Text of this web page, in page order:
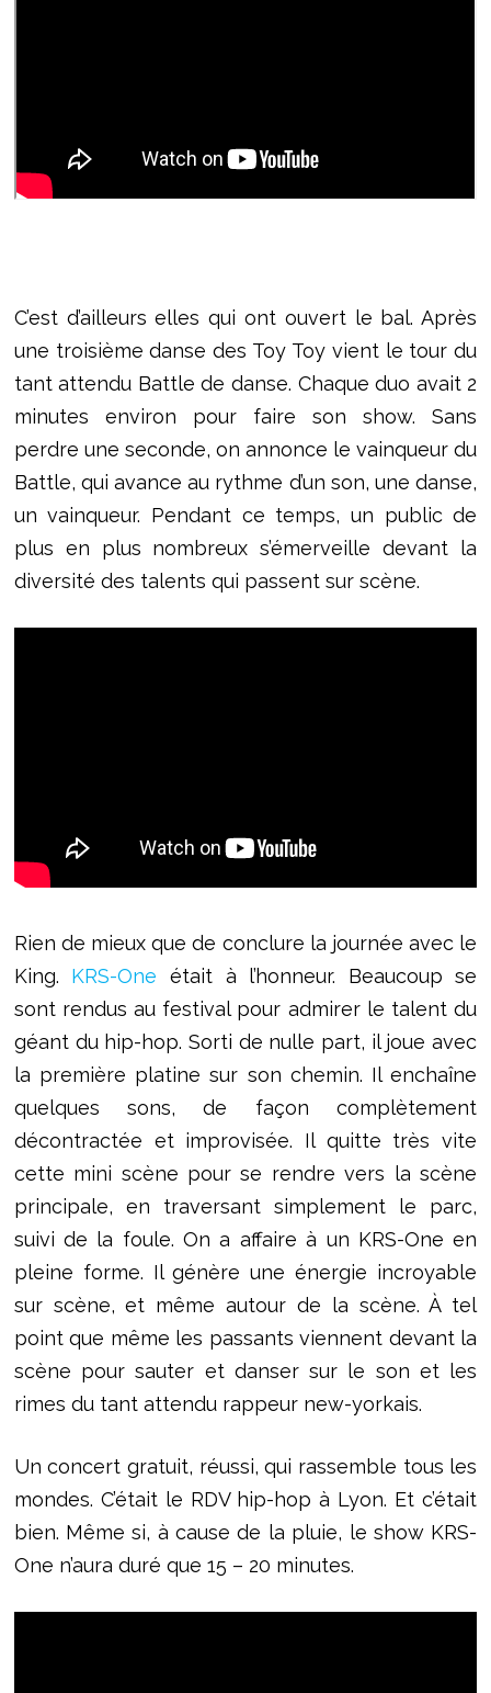
C’est d’ailleurs elles qui ont ouvert le bal. Après
une troisième danse des Toy Toy vient le tour du
tant attendu Battle de danse. Chaque duo avait 2
minutes environ pour faire son show. Sans
perdre une seconde, on annonce le vainqueur du
Battle, qui avance au rythme d’un son, une danse,
un vainqueur. Pendant ce temps, un public de
plus en plus nombreux s’émerveille devant la
diversité des talents qui passent sur scène.
Rien de mieux que de conclure la journée avec le
King. KRS-One était à l’honneur. Beaucoup se
sont rendus au festival pour admirer le talent du
géant du hip-hop. Sorti de nulle part, il joue avec
la première platine sur son chemin. Il enchaîne
quelques sons, de façon complètement
décontractée et improvisée. Il quitte très vite
cette mini scène pour se rendre vers la scène
principale, en traversant simplement le parc,
suivi de la foule. On a affaire à un KRS-One en
pleine forme. Il génère une énergie incroyable
sur scène, et même autour de la scène. À tel
point que même les passants viennent devant la
scène pour sauter et danser sur le son et les
rimes du tant attendu rappeur new-yorkais.
Un concert gratuit, réussi, qui rassemble tous les
mondes. C’était le RDV hip-hop à Lyon. Et c’était
bien. Même si, à cause de la pluie, le show KRS-
One n’aura duré que 15 – 20 minutes.